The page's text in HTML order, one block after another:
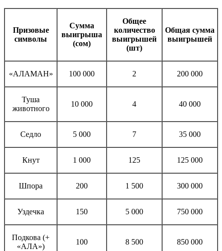
Призовые
символы
Сумма
выигрыша
(сом)
Общее
количество
выигрышей
(шт)
Общая сумма
выигрышей
«АЛАМАН» 100 000 2 200 000
Туша
животного
10 000 4 40 000
Седло 5 000 7 35 000
Кнут 1 000 125 125 000
Шпора 200 1 500 300 000
Уздечка 150 5 000 750 000
Подкова (+
«АЛА»)
100 8 500 850 000